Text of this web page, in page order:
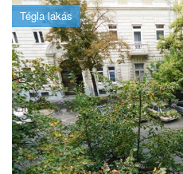
Tégla lakás